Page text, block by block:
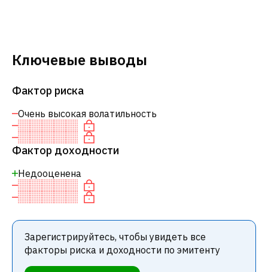
Ключевые выводы
Фактор риска
Очень высокая волатильность
Фактор доходности
Недооценена
Зарегистрируйтесь, чтобы увидеть все
факторы риска и доходности по эмитенту